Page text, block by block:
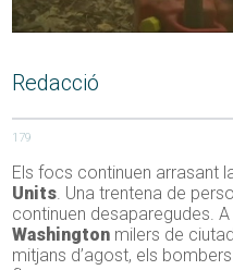
Redacció
179
Els focs continuen arrasant
Units. Una trentena de
continuen desaparegudes. A
Washington milers de
mitjans d’agost, els